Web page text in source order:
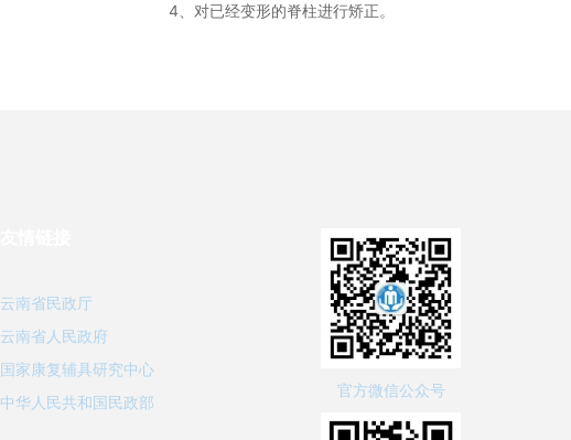
4、对已经变形的脊柱进行矫正。
云南省民政厅
云南省人民政府
国家康复辅具研究中心
中华人民共和国民政部
官方微信公众号